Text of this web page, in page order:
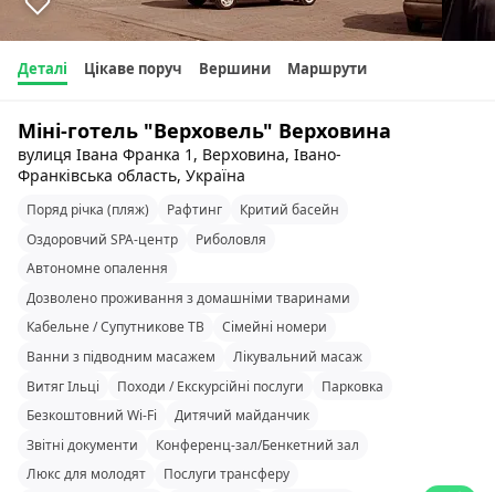
Деталі Цікаве поруч Вершини Маршрути
Міні-готель "Верховель" Верховина
вулиця Івана Франка 1, Верховина, Івано-
Франківська область, Україна
Поряд річка (пляж) Рафтинг
Критий басейн
Оздоровчий SPA-центр
Риболовля
Автономне опалення
Дозволено проживання з домашніми тваринами
Кабельне / Супутникове ТВ
Сімейні номери
Ванни з підводним масажем
Лікувальний масаж
Витяг Ільці
Походи / Екскурсійні послуги
Парковка
Безкоштовний Wi-Fi
Дитячий майданчик
Звітні документи
Конференц-зал/Бенкетний зал
Люкс для молодят
Послуги трансферу